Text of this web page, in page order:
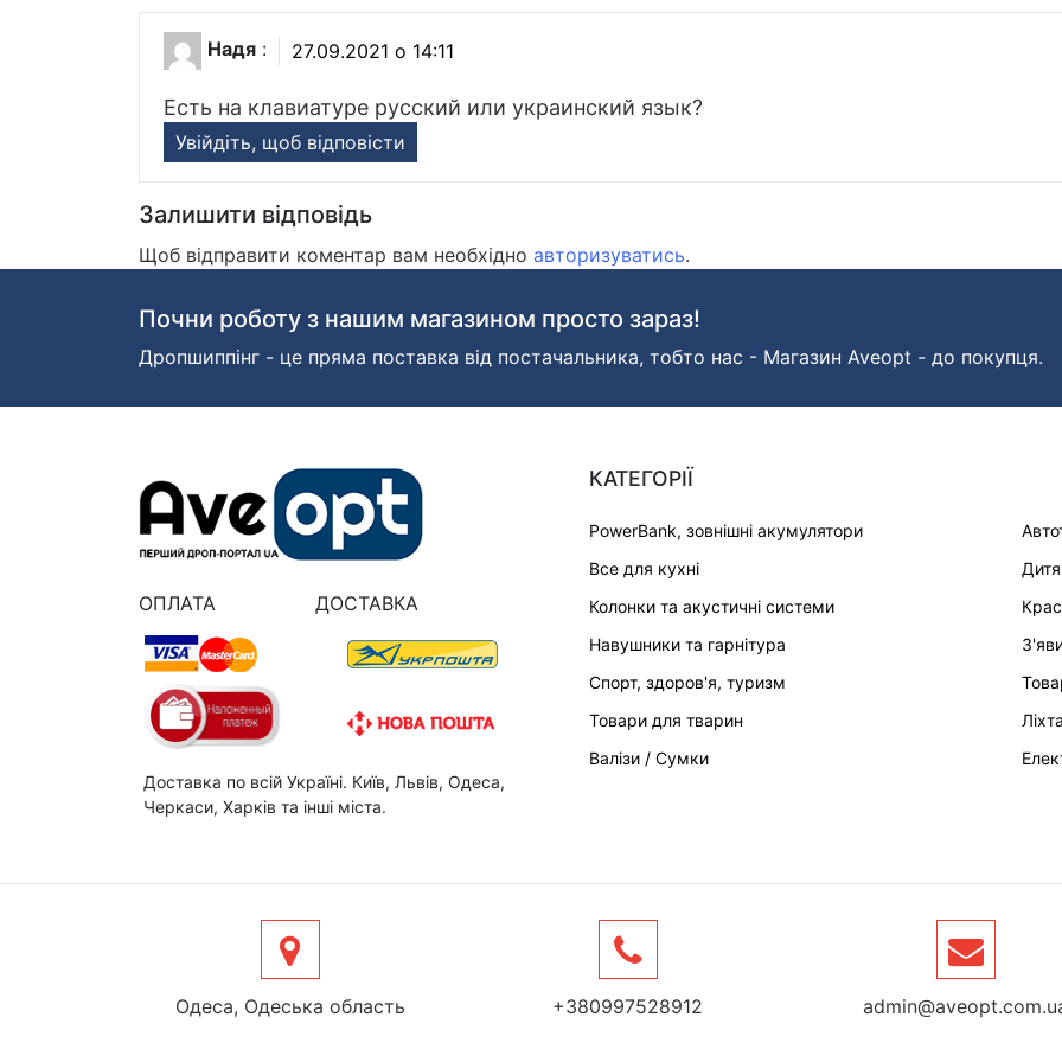
Надя : 27.09.2021 о 14:11
Есть на клавиатуре русский или украинский язык?
Увійдіть, щоб відповісти
Залишити відповідь
Щоб відправити коментар вам необхідно авторизуватись.
Почни роботу з нашим магазином просто зараз!
Дропшиппінг - це пряма поставка від постачальника, тобто нас - Магазин Aveopt - до покупця.
ОПЛАТА ДОСТАВКА
Доставка по всій Україні. Київ, Львів, Одеса,
Черкаси, Харків та інші міста.
КАТЕГОРІЇ
PowerBank, зовнішні акумулятори
Все для кухні
Колонки та акустичні системи
Навушники та гарнітура
Спорт, здоров'я, туризм
Товари для тварин
Валізи / Сумки
Одеса, Одеська область +380997528912